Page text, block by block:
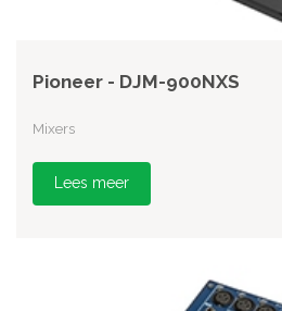
Pioneer - DJM-900NXS
Mixers
Lees meer